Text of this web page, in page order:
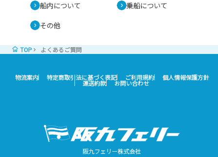
船内について 乗船について
その他
TOP よくあるご質問
物流案内 特定商取引法に基づく表記 ご利用規約 個人情報保護方針
運送約款 お問い合わせ
阪九フェリー株式会社